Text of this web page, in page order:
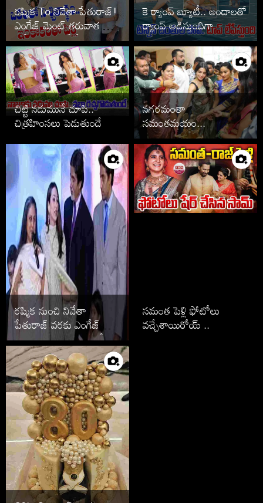
రష్మిక To నివేతా పేతురాజ్!
ఎంగేజ్ మెంట్ తరువాత పెళ్లి
ఆపేసిన స్టార్స్ వీరే
కె ర్యాంప్ బ్యూటీ.. అందాలతో
ర్యాంప్ ఆడిస్తుందిగా
చిట్టి నడుమునే చూపి..
చిత్రహింసలు పెడుతుందే
నగరమంతా
సమంతమయం...
రష్మిక నుంచి నివేతా
పేతురాజ్ వరకు ఎంగేజ్
మెంట్ తరువాత పెళ్లి ఆపేసిన
స్టార్స్ వీరే
సమంత పెళ్లి ఫోటోలు
వచ్చేశాయిరోయ్ ..